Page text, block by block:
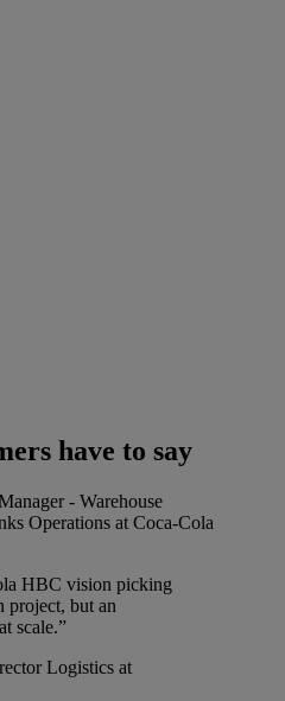
have to say
- Warehouse
Operations at Coca-Cola
HBC vision picking
project, but an
scale.”
Logistics at